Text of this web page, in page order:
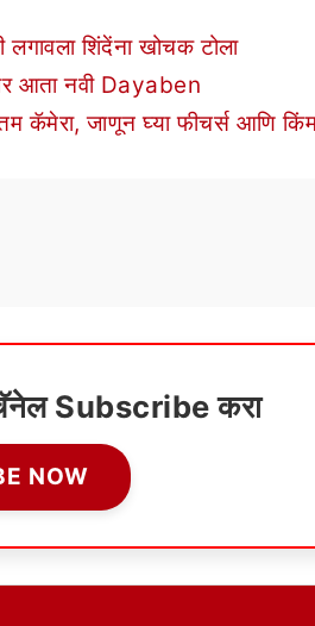
शिंदेंना खोचक टोला
आता नवी Dayaben
कॅमेरा, जाणून घ्या फीचर्स आणि
चॅनेल Subscribe करा
NOW